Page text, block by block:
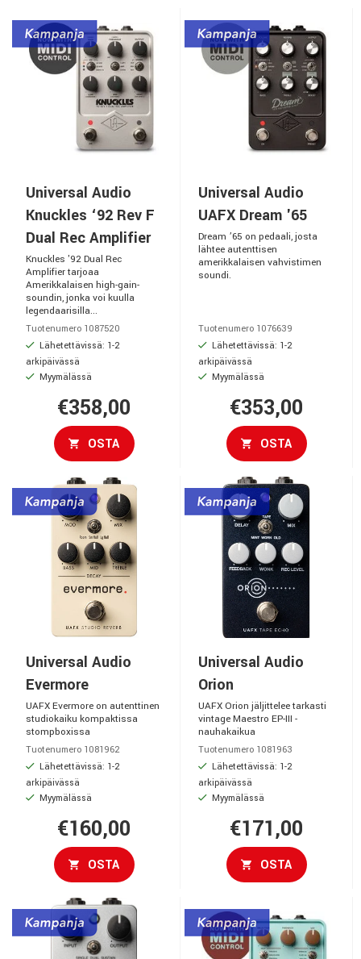
Universal Audio
Knuckles ‘92 Rev F
Dual Rec Amplifier
Knuckles '92 Dual Rec
Amplifier tarjoaa
Amerikkalaisen high-gain-
soundin, jonka voi kuulla
legendaarisilla...
Tuotenumero 1087520
Lähetettävissä: 1-2
arkipäivässä
Myymälässä
€358,00
OSTA
Universal Audio
UAFX Dream '65
Dream ’65 on pedaali, josta
lähtee autenttisen
amerikkalaisen vahvistimen
soundi.
Tuotenumero 1076639
Lähetettävissä: 1-2
arkipäivässä
Myymälässä
€353,00
OSTA
Universal Audio
Evermore
UAFX Evermore on autenttinen
studiokaiku kompaktissa
stompboxissa
Tuotenumero 1081962
Lähetettävissä: 1-2
arkipäivässä
Myymälässä
€160,00
OSTA
Universal Audio
Orion
UAFX Orion jäljittelee tarkasti
vintage Maestro EP-III -
nauhakaikua
Tuotenumero 1081963
Lähetettävissä: 1-2
arkipäivässä
Myymälässä
€171,00
OSTA